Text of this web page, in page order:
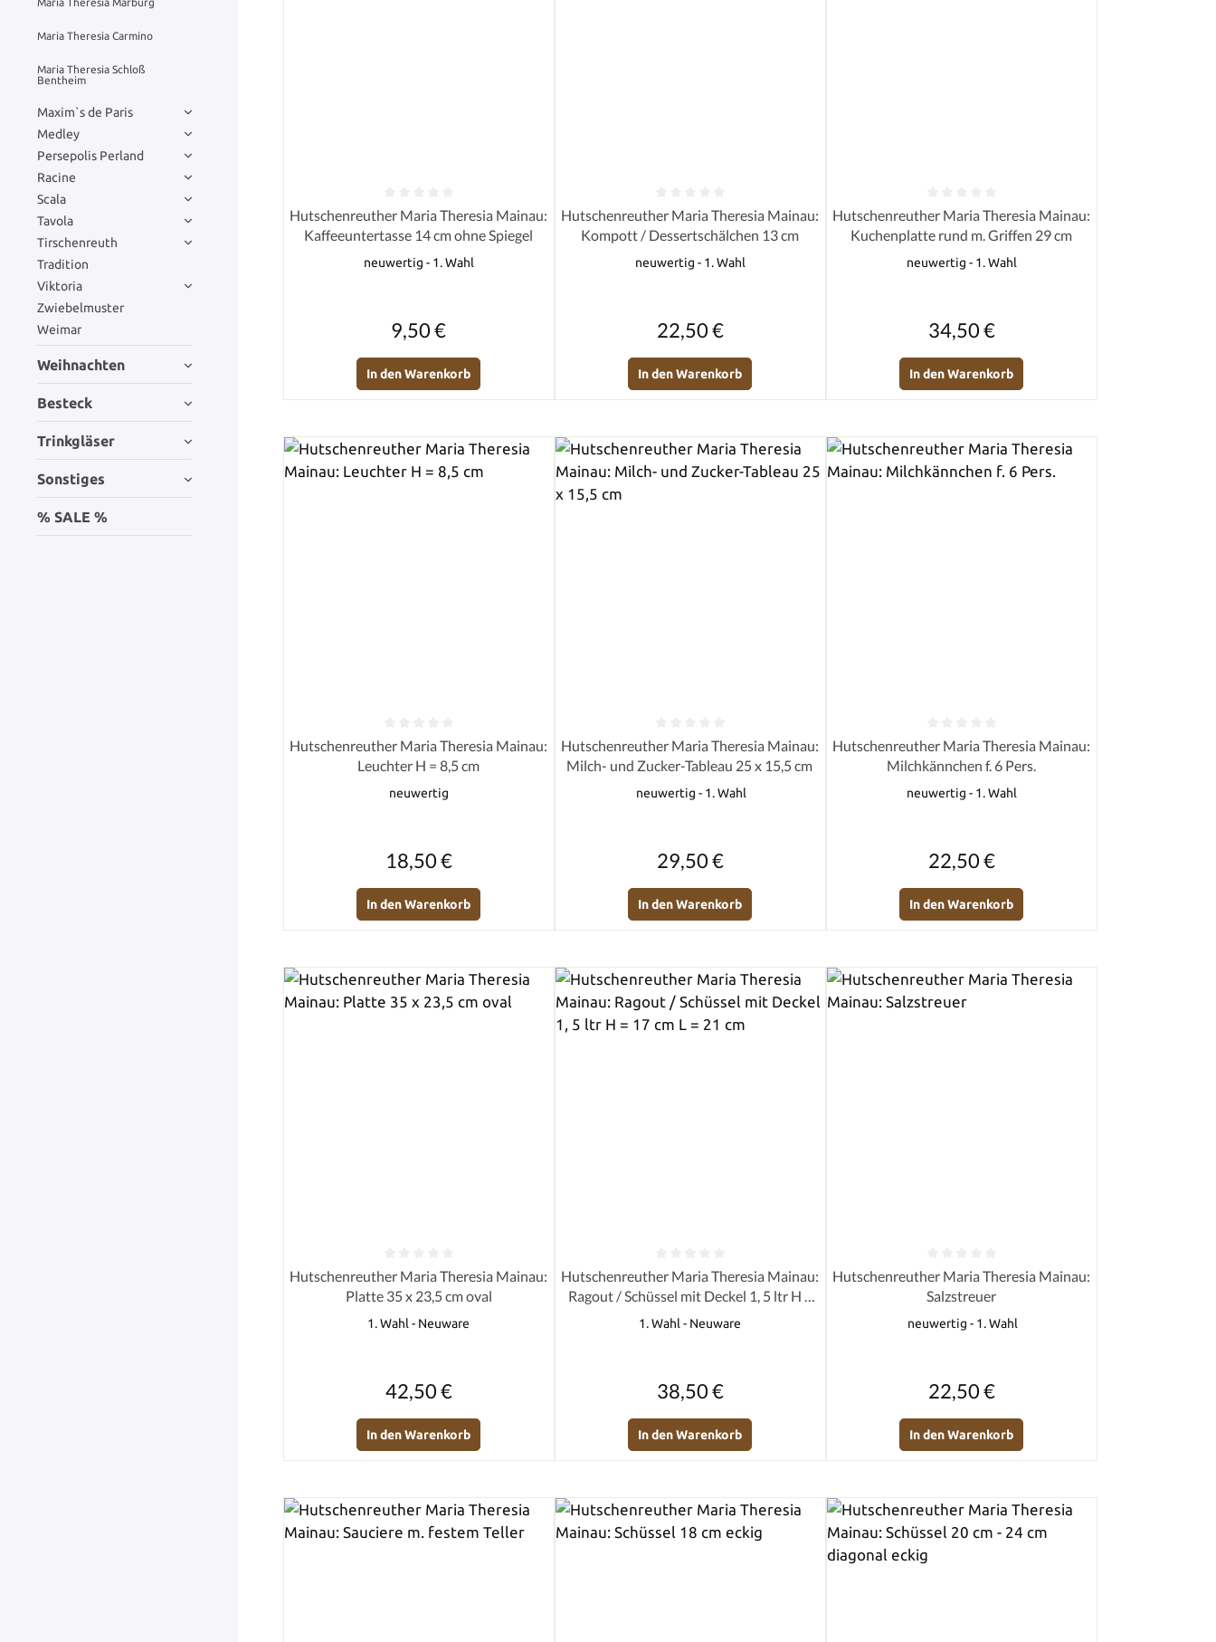
Maria Theresia Carmino
Maria Theresia Schloß
Bentheim
Maxim`s de Paris
Medley
Persepolis Perland
Racine
Scala
Tavola
Tirschenreuth
Tradition
Viktoria
Zwiebelmuster
Weimar
Weihnachten
Besteck
Trinkgläser
Sonstiges
% SALE %
Durchschnittliche Bewertung von 0 von 5 Sternen
Hutschenreuther Maria Theresia Mainau:
Kaffeeuntertasse 14 cm ohne Spiegel
neuwertig - 1. Wahl
9,50 €
In den Warenkorb
Durchschnittliche Bewertung von 0 von 5 Sternen
Hutschenreuther Maria Theresia Mainau:
Kompott / Dessertschälchen 13 cm
neuwertig - 1. Wahl
22,50 €
In den Warenkorb
Durchschnittliche Bewertung von 0 von 5 Sternen
Hutschenreuther Maria Theresia Mainau:
Kuchenplatte rund m. Griffen 29 cm
neuwertig - 1. Wahl
34,50 €
In den Warenkorb
Durchschnittliche Bewertung von 0 von 5 Sternen
Hutschenreuther Maria Theresia Mainau:
Leuchter H = 8,5 cm
neuwertig
18,50 €
In den Warenkorb
Durchschnittliche Bewertung von 0 von 5 Sternen
Hutschenreuther Maria Theresia Mainau:
Milch- und Zucker-Tableau 25 x 15,5 cm
neuwertig - 1. Wahl
29,50 €
In den Warenkorb
Durchschnittliche Bewertung von 0 von 5 Sternen
Hutschenreuther Maria Theresia Mainau:
Milchkännchen f. 6 Pers.
neuwertig - 1. Wahl
22,50 €
In den Warenkorb
Durchschnittliche Bewertung von 0 von 5 Sternen
Hutschenreuther Maria Theresia Mainau:
Platte 35 x 23,5 cm oval
1. Wahl - Neuware
42,50 €
In den Warenkorb
Durchschnittliche Bewertung von 0 von 5 Sternen
Hutschenreuther Maria Theresia Mainau:
Ragout / Schüssel mit Deckel 1, 5 ltr H =
17 cm L = 21 cm
1. Wahl - Neuware
38,50 €
In den Warenkorb
Durchschnittliche Bewertung von 0 von 5 Sternen
Hutschenreuther Maria Theresia Mainau:
Salzstreuer
neuwertig - 1. Wahl
22,50 €
In den Warenkorb